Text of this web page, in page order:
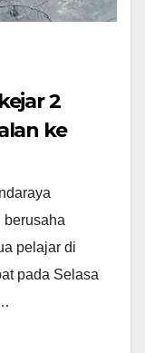
2
ke
berusaha
pelajar di
pada Selasa